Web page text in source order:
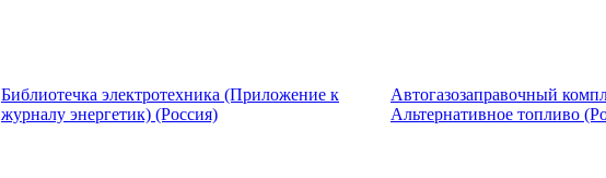
Библиотечка электротехника (Приложение к
журналу энергетик) (Россия)
Автогазозаправочный
Альтернативное топливо